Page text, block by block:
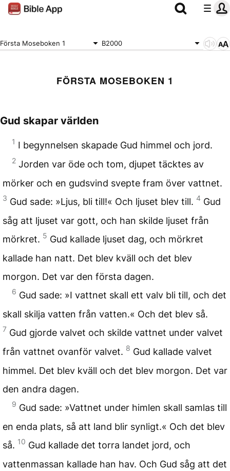
Första Moseboken 1 B2000
FÖRSTA MOSEBOKEN 1
Gud skapar världen
1 I begynnelsen skapade Gud himmel och jord.
2 Jorden var öde och tom, djupet täcktes av
mörker och en gudsvind svepte fram över vattnet.
3 Gud sade: »Ljus, bli till!« Och ljuset blev till. 4 Gud
såg att ljuset var gott, och han skilde ljuset från
mörkret. 5 Gud kallade ljuset dag, och mörkret
kallade han natt. Det blev kväll och det blev
morgon. Det var den första dagen.
6 Gud sade: »I vattnet skall ett valv bli till, och det
skall skilja vatten från vatten.« Och det blev så.
7 Gud gjorde valvet och skilde vattnet under valvet
från vattnet ovanför valvet. 8 Gud kallade valvet
himmel. Det blev kväll och det blev morgon. Det var
den andra dagen.
9 Gud sade: »Vattnet under himlen skall samlas till
en enda plats, så att land blir synligt.« Och det blev
så. 10 Gud kallade det torra landet jord, och
vattenmassan kallade han hav. Och Gud såg att det